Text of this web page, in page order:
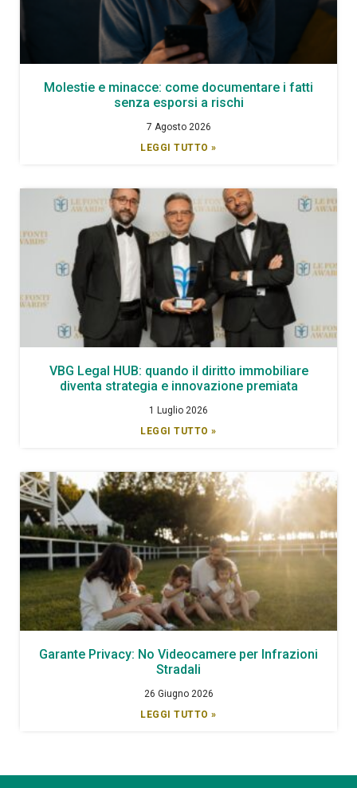
Molestie e minacce: come documentare i fatti
senza esporsi a rischi
7 Agosto 2026
LEGGI TUTTO »
VBG Legal HUB: quando il diritto immobiliare
diventa strategia e innovazione premiata
1 Luglio 2026
LEGGI TUTTO »
Garante Privacy: No Videocamere per Infrazioni
Stradali
26 Giugno 2026
LEGGI TUTTO »